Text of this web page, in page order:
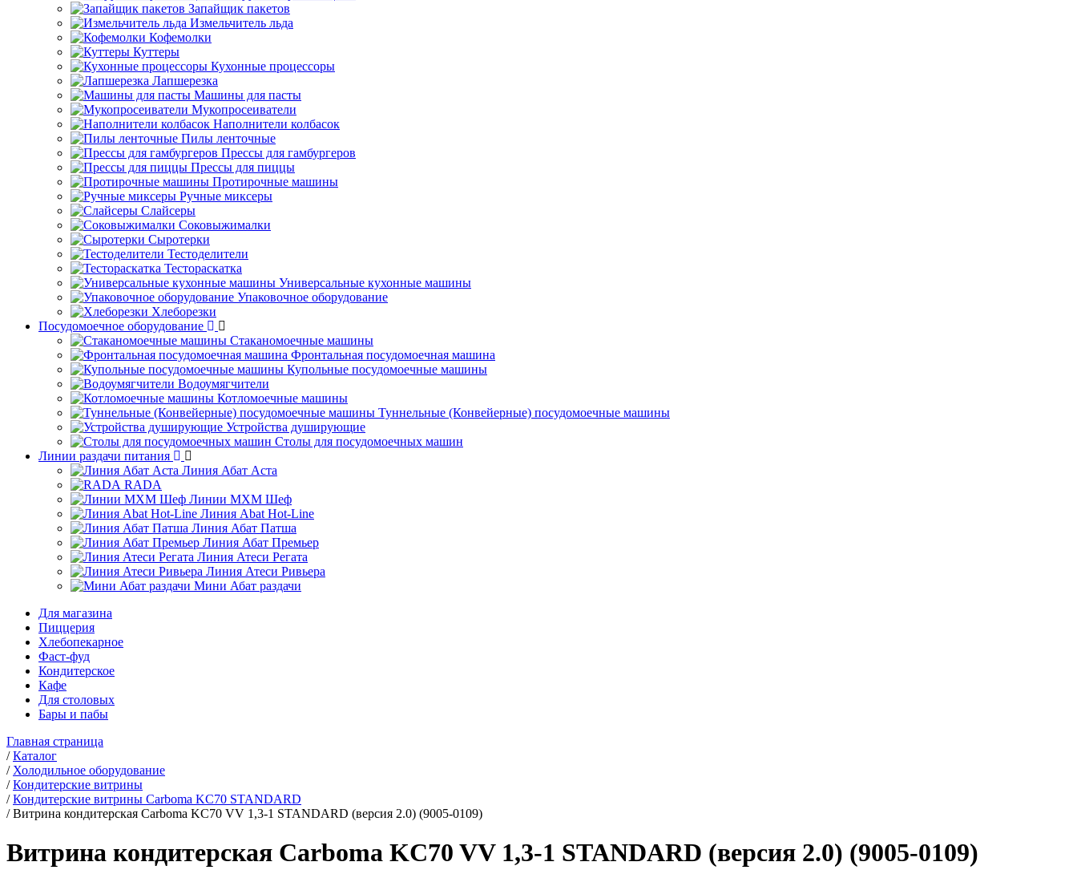
Запайщик пакетов
Измельчитель льда
Кофемолки
Куттеры
Кухонные процессоры
Лапшерезка
Машины для пасты
Мукопросеиватели
Наполнители колбасок
Пилы ленточные
Прессы для гамбургеров
Прессы для пиццы
Протирочные машины
Ручные миксеры
Слайсеры
Соковыжималки
Сыротерки
Тестоделители
Тестораскатка
Универсальные кухонные машины
Упаковочное оборудование
Хлеборезки
Посудомоечное оборудование
Стаканомоечные машины
Фронтальная посудомоечная машина
Купольные посудомоечные машины
Водоумягчители
Котломоечные машины
Туннельные (Конвейерные) посудомоечные машины
Устройства душирующие
Столы для посудомоечных машин
Линии раздачи питания
Линия Абат Аста
RADA
Линии МХМ Шеф
Линия Abat Hot-Line
Линия Абат Патша
Линия Абат Премьер
Линия Атеси Регата
Линия Атеси Ривьера
Мини Абат раздачи
Для магазина
Пиццерия
Хлебопекарное
Фаст-фуд
Кондитерское
Кафе
Для столовых
Бары и пабы
Главная страница
/Каталог
/ Холодильное оборудование
/Кондитерские витрины
/Кондитерские витрины Carboma KC70 STANDARD
/Витрина кондитерская Carboma KC70 VV 1,3-1 STANDARD (версия 2.0) (9005-0109)
Витрина кондитерская Carboma KC70 VV 1,3-1 STANDARD (версия 2.0) (9005-0109)